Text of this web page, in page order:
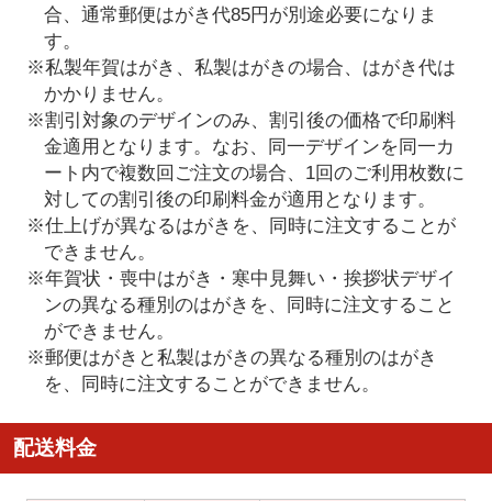
合、通常郵便はがき代85円が別途必要になりま
す。
※私製年賀はがき、私製はがきの場合、はがき代は
かかりません。
※割引対象のデザインのみ、割引後の価格で印刷料
金適用となります。なお、同一デザインを同一カ
ート内で複数回ご注文の場合、1回のご利用枚数に
対しての割引後の印刷料金が適用となります。
※仕上げが異なるはがきを、同時に注文することが
できません。
※年賀状・喪中はがき・寒中見舞い・挨拶状デザイ
ンの異なる種別のはがきを、同時に注文すること
ができません。
※郵便はがきと私製はがきの異なる種別のはがき
を、同時に注文することができません。
配送料金